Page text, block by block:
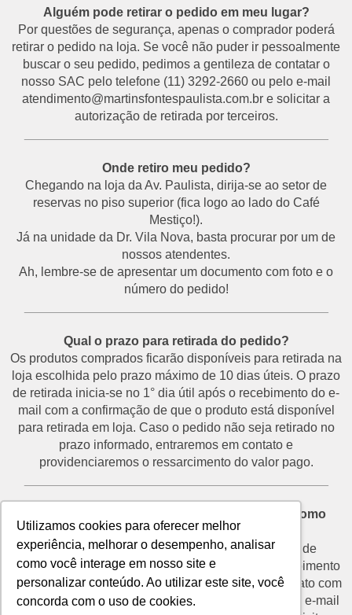
Utilizamos cookies para oferecer melhor
experiência, melhorar o desempenho, analisar
como você interage em nosso site e
personalizar conteúdo. Ao utilizar este site, você
concorda com o uso de cookies.
Alguém pode retirar o pedido em meu lugar?
Por questões de segurança, apenas o comprador poderá
retirar o pedido na loja. Se você não puder ir pessoalmente
buscar o seu pedido, pedimos a gentileza de contatar o
nosso SAC pelo telefone (11) 3292-2660 ou pelo e-mail
atendimento@martinsfontespaulista.com.br e solicitar a
autorização de retirada por terceiros.
Onde retiro meu pedido?
Chegando na loja da Av. Paulista, dirija-se ao setor de
reservas no piso superior (fica logo ao lado do Café
Mestiço!).
Já na unidade da Dr. Vila Nova, basta procurar por um de
nossos atendentes.
Ah, lembre-se de apresentar um documento com foto e o
número do pedido!
Qual o prazo para retirada do pedido?
Os produtos comprados ficarão disponíveis para retirada na
loja escolhida pelo prazo máximo de 10 dias úteis. O prazo
de retirada inicia-se no 1° dia útil após o recebimento do e-
mail com a confirmação de que o produto está disponível
para retirada em loja. Caso o pedido não seja retirado no
prazo informado, entraremos em contato e
providenciaremos o ressarcimento do valor pago.
Desisti do pedido e não vou retirá-lo na loja. Como
proceder?
O prazo para devolução de produtos por motivo de
desistência é de até 7 dias corridos a partir do recebimento
do e-mail de confirmação de retirada. Entre em contato com
o nosso SAC através do telefone (11) 3292-2660 ou e-mail